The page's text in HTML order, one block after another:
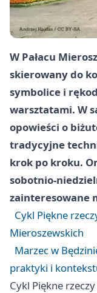
W Pałacu
skierowany do
symbolice i
warsztatami. W
opowieści o
tradycyjne
krok po kroku.
zainteresowane
Cykl Piękne
Mieroszewskich
Marzec w
praktyki i
Cykl Piękne